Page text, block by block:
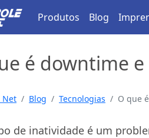
Produtos Blog
é downtime
Net Blog Tecnologias O que
de inatividade é um